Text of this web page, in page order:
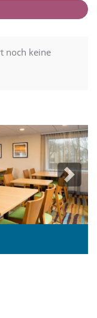
noch keine
Next